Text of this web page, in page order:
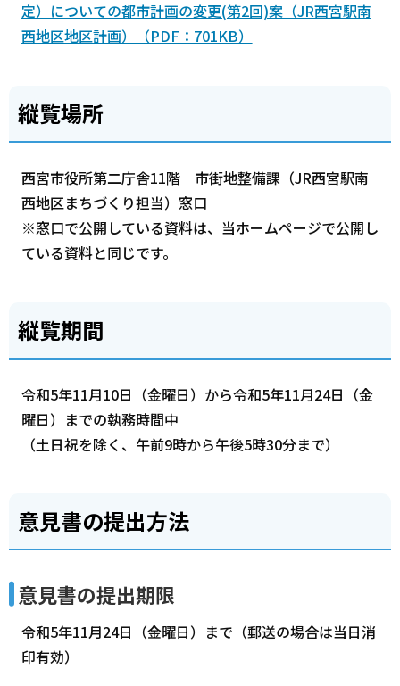
定）についての都市計画の変更(第2回)案（JR西宮駅南
西地区地区計画）（PDF：701KB）
縦覧場所
西宮市役所第二庁舎11階 市街地整備課（JR西宮駅南
西地区まちづくり担当）窓口
※窓口で公開している資料は、当ホームページで公開し
ている資料と同じです。
縦覧期間
令和5年11月10日（金曜日）から令和5年11月24日（金
曜日）までの執務時間中
（土日祝を除く、午前9時から午後5時30分まで）
意見書の提出方法
意見書の提出期限
令和5年11月24日（金曜日）まで（郵送の場合は当日消
印有効）